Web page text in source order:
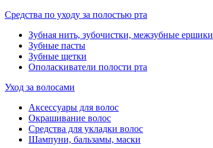
Средства по уходу за полостью рта
Зубная нить, зубочистки, межзубные ершики
Зубные пасты
Зубные щетки
Ополаскиватели полости рта
Уход за волосами
Аксессуары для волос
Окрашивание волос
Средства для укладки волос
Шампуни, бальзамы, маски